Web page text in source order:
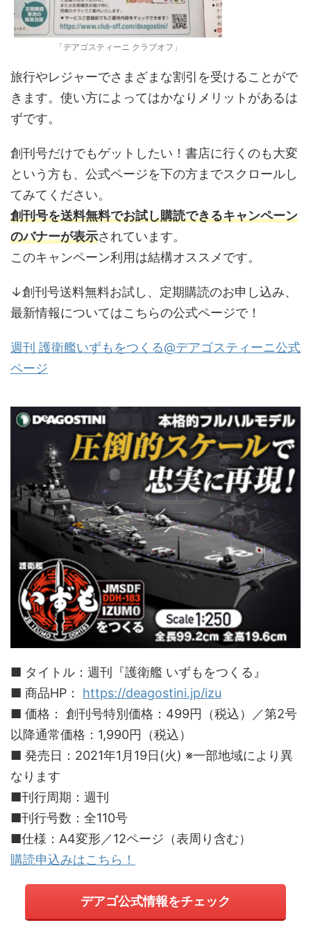
「デアゴスティーニ クラブオフ」
旅行やレジャーでさまざまな割引を受けることがで
きます。使い方によってはかなりメリットがあるは
ずです。
創刊号だけでもゲットしたい！書店に行くのも大変
という方も、公式ページを下の方までスクロールし
てみてください。
創刊号を送料無料でお試し購読できるキャンペーン
のバナーが表示されています。
このキャンペーン利用は結構オススメです。
↓創刊号送料無料お試し、定期購読のお申し込み、
最新情報についてはこちらの公式ページで！
週刊 護衛艦いずもをつくる@デアゴスティーニ公式
ページ
■ タイトル：週刊『護衛艦 いずもをつくる』
■ 商品HP： https://deagostini.jp/izu
■ 価格： 創刊号特別価格：499円（税込）／第2号
以降通常価格：1,990円（税込）
■ 発売日：2021年1月19日(火) ※一部地域により異
なります
■刊行周期：週刊
■刊行号数：全110号
■仕様：A4変形／12ページ（表周り含む）
購読申込みはこちら！
デアゴ公式情報をチェック